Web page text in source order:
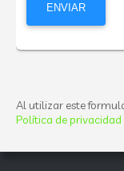
Al utilizar este
Política de privacidad